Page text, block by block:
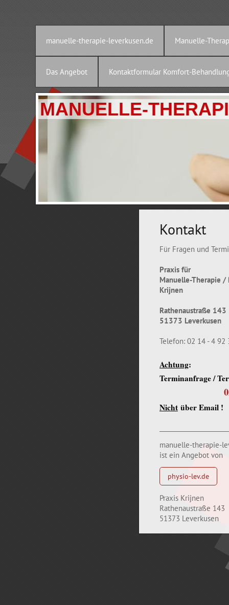
manuelle-therapie-leverkusen.de Manuelle-
Das Angebot Kontaktformular Komfort-
MANUELLE-
Kontakt
Für Fragen und
Praxis für
Manuelle-Therapie /
Krijnen
Rathenaustraße 143
51373 Leverkusen
Telefon: 02 14 - 4 92
Achtung:
Terminanfrage /
Nicht über Email !
manuelle-therapie-
ist ein Angebot von
physio-lev.de
Praxis Krijnen
Rathenaustraße 143
51373 Leverkusen